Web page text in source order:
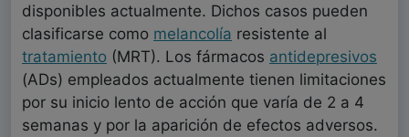
disponibles actualmente. Dichos casos pueden
clasificarse como melancolía resistente al
tratamiento (MRT). Los fármacos antidepresivos
(ADs) empleados actualmente tienen limitaciones
por su inicio lento de acción que varía de 2 a 4
semanas y por la aparición de efectos adversos.